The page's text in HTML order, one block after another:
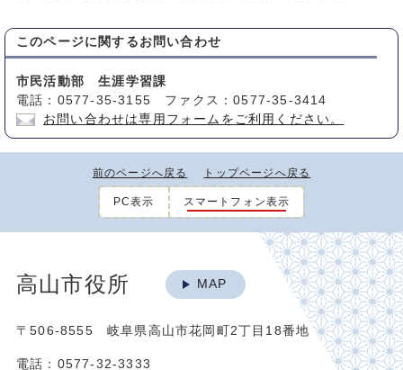
このページに関する お問い合わせ
市民活動部 生涯学習課
電話：0577-35-3155 ファクス：0577-35-3414
お問い合わせは専用フォームをご利用ください。
前のページへ戻る トップページへ戻る
PC表示 スマートフォン表示
高山市役所 MAP
〒506-8555 岐阜県高山市花岡町2丁目18番地
電話：0577-32-3333